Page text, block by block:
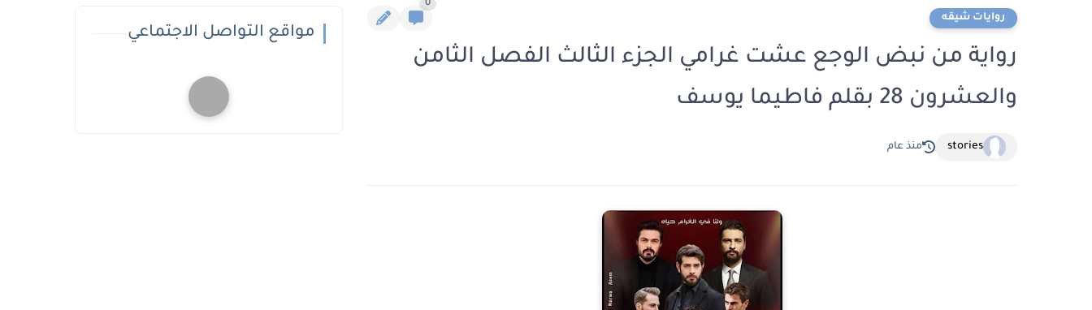
روايات شيقه
0
رواية من نبض الوجع عشت غرامي الجزء الثالث الفصل الثامن
والعشرون 28 بقلم فاطيما يوسف
stories منذ عام
مواقع التواصل الاجتماعي